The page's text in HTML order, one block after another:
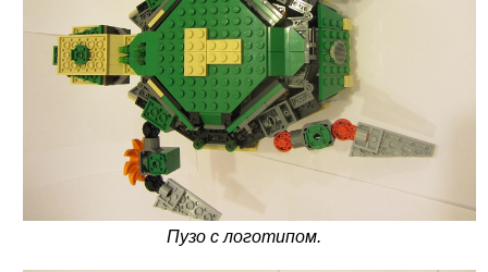
Пузо с логотипом.